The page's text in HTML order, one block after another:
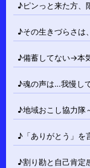
♪ピンっと来た方、
♪その生きづらさは
♪備蓄してない→本
♪魂の声は…我慢し
♪地域おこし協力隊
♪「ありがとう」を
♪割り勘と自己肯定